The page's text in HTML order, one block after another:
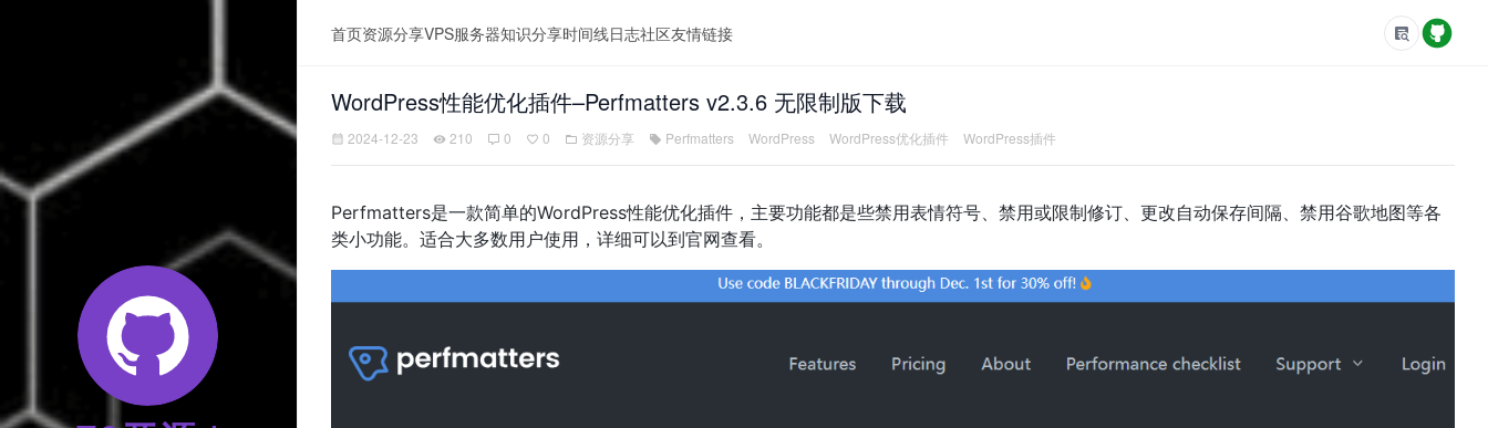
首页资源分享VPS服务器知识分享时间线日志社区友情链接
WordPress性能优化插件–Perfmatters v2.3.6 无限制版下载
2024-12-23 210 0 0 资源分享 Perfmatters WordPress WordPress优化插件 WordPress插件
Perfmatters是一款简单的WordPress性能优化插件，主要功能都是些禁用表情符号、禁用或限制修订、更改自动保存间隔、禁用谷歌地图等各
类小功能。适合大多数用户使用，详细可以到官网查看。